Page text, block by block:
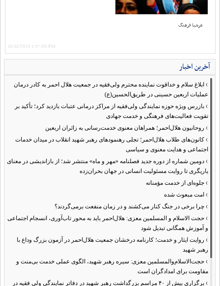
عرشیا فرهنگ
10/18/2023 1:57:00 PM
آخرین اخبار
› ابلاغ سلام و خداقوت نماینده محترم ولی‌فقیه در جمعیت هلال احمر به کادر درمان
عملیات اربعین حسینی در طریق‌الحسین(ع)
› بازرس ویژه حوزه نمایندگی ولی‌فقیه از مراکز درمانی عتبات بازدید کرد؛ تأکید بر
تقویت فعالیت‌های فرهنگی و خدمت جهادی
› روحانیون هلال‌احمر؛ همراهان معنوی خدمت‌رسانی به زائران اربعین
› کانون‌های طلاب هلال‌احمر؛ تجلی رهنمودهای رهبر شهید انقلاب در میدان خدمات
اجتماعی و هدایت معنوی و سیاسی
› دومین شماره از دوره جدید فصلنامه «مهر و ماه» منتشر شد؛ از بازاندیشی در معنای
یاریگری تا روایت مسئولیت انسانی در جهان بحران‌زده
› جلوه‌ای از خدمت مؤمنانه
› امت مبعوث شده
› چرا برخی در جنگ کنار می‌کشند و در زمان منفعت برمی‌گردند؟
› حجت الاسلام و المسلمین معزی: هلال‌احمر باید به محور تاب‌آوری، انسجام اجتماعی
و آموزش همگانی تبدیل شود
› روایت ایثار و خدمت؛ کارنامه درخشان جمعیت هلال‌احمر در آزمون بزرگ وداع با
رهبر شهید
› حجت‌الاسلام‌والمسلمین معزی: سیره رهبر شهید، الگوی عملی خدمت بی‌منت و
مقاومت برای امدادگران است
› برگزاری بیش از ۴۰ مراسم بزرگداشت رهبر شهید در دفاتر نمایندگی ولی فقیه در